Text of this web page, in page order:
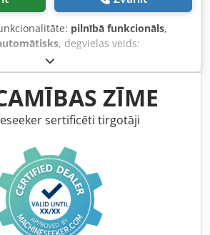
pilnībā funkcionāls,
, degvielas veids:
svars:7 500 kg
10/1977, Ražošanas gads:1977,
, ZĪME
sertificēti tirgotāji